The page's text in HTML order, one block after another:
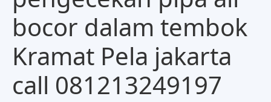
bocor dalam tembok
Kramat Pela jakarta
call 081213249197